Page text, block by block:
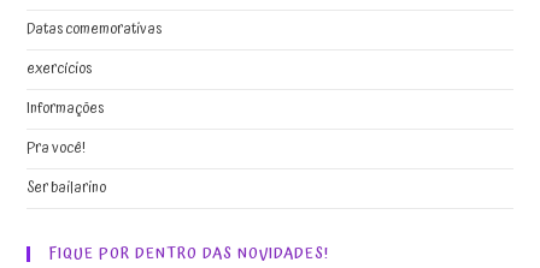
Datas comemorativas
exercícios
Informações
Pra você!
Ser bailarino
FIQUE POR DENTRO DAS NOVIDADES!